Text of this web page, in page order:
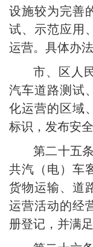
设施较为完善
试、示范应用
运营。具体办
市、区人
汽车道路测试
化运营的区域
标识，发布安
第二十五
共汽（电）车
货物运输、道
运营活动的经
册登记，并满